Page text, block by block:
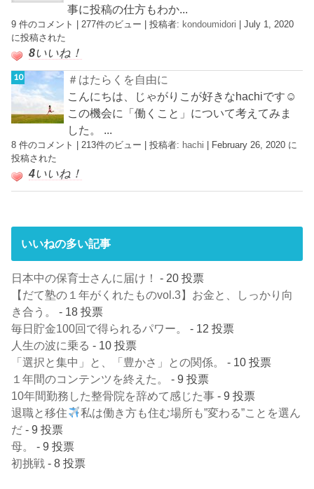
事に投稿の仕方もわか...
9 件のコメント | 277件のビュー |投稿者: kondoumidori |July 1, 2020
に投稿された
8いいね！
＃はたらくを自由に
こんにちは、じゃがりこが好きなhachiです☺︎
この機会に「働くこと」について考えてみま
した。 ...
8 件のコメント |213件のビュー |投稿者: hachi
February 26, 2020 に
投稿された
4いいね！
いいねの多い記事
日本中の保育士さんに届け！
- 20 投票
【だて塾の１年がくれたものvol.3】お金と、しっかり向
き合う。
- 18 投票
毎日貯金100回で得られるパワー。
- 12 投票
人生の波に乗る - 10 投票
「選択と集中」と、「豊かさ」との関係。
- 10 投票
１年間のコンテンツを終えた。
- 9 投票
10年間勤務した整骨院を辞めて感じた事 - 9 投票
退職と移住
私は働き方も住む場所も”変わる”ことを選ん
だ - 9 投票
母。
- 9 投票
初挑戦 - 8 投票